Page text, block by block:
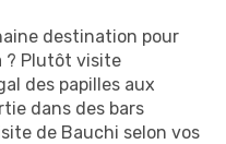
destination pour
? Plutôt visite
des papilles aux
dans des bars
de Bauchi selon vos